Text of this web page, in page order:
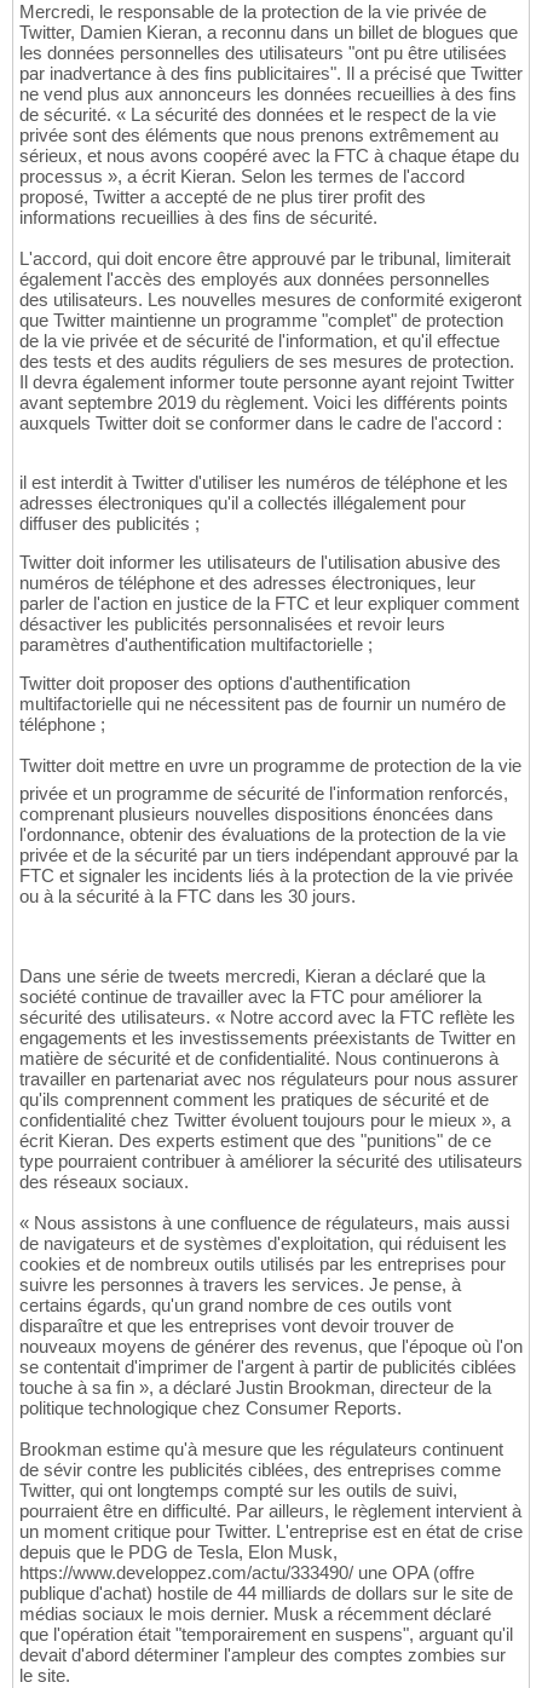
Mercredi, le responsable de la protection de la vie privée de
Twitter, Damien Kieran, a reconnu dans un billet de blogues que
les données personnelles des utilisateurs "ont pu être utilisées
par inadvertance à des fins publicitaires". Il a précisé que Twitter
ne vend plus aux annonceurs les données recueillies à des fins
de sécurité. « La sécurité des données et le respect de la vie
privée sont des éléments que nous prenons extrêmement au
sérieux, et nous avons coopéré avec la FTC à chaque étape du
processus », a écrit Kieran. Selon les termes de l'accord
proposé, Twitter a accepté de ne plus tirer profit des
informations recueillies à des fins de sécurité.
L'accord, qui doit encore être approuvé par le tribunal, limiterait
également l'accès des employés aux données personnelles
des utilisateurs. Les nouvelles mesures de conformité exigeront
que Twitter maintienne un programme "complet" de protection
de la vie privée et de sécurité de l'information, et qu'il effectue
des tests et des audits réguliers de ses mesures de protection.
Il devra également informer toute personne ayant rejoint Twitter
avant septembre 2019 du règlement. Voici les différents points
auxquels Twitter doit se conformer dans le cadre de l'accord :
il est interdit à Twitter d'utiliser les numéros de téléphone et les
adresses électroniques qu'il a collectés illégalement pour
diffuser des publicités ;
Twitter doit informer les utilisateurs de l'utilisation abusive des
numéros de téléphone et des adresses électroniques, leur
parler de l'action en justice de la FTC et leur expliquer comment
désactiver les publicités personnalisées et revoir leurs
paramètres d'authentification multifactorielle ;
Twitter doit proposer des options d'authentification
multifactorielle qui ne nécessitent pas de fournir un numéro de
téléphone ;
Twitter doit mettre en uvre un programme de protection de la vie
privée et un programme de sécurité de l'information renforcés,
comprenant plusieurs nouvelles dispositions énoncées dans
l'ordonnance, obtenir des évaluations de la protection de la vie
privée et de la sécurité par un tiers indépendant approuvé par la
FTC et signaler les incidents liés à la protection de la vie privée
ou à la sécurité à la FTC dans les 30 jours.
Dans une série de tweets mercredi, Kieran a déclaré que la
société continue de travailler avec la FTC pour améliorer la
sécurité des utilisateurs. « Notre accord avec la FTC reflète les
engagements et les investissements préexistants de Twitter en
matière de sécurité et de confidentialité. Nous continuerons à
travailler en partenariat avec nos régulateurs pour nous assurer
qu'ils comprennent comment les pratiques de sécurité et de
confidentialité chez Twitter évoluent toujours pour le mieux », a
écrit Kieran. Des experts estiment que des "punitions" de ce
type pourraient contribuer à améliorer la sécurité des utilisateurs
des réseaux sociaux.
« Nous assistons à une confluence de régulateurs, mais aussi
de navigateurs et de systèmes d'exploitation, qui réduisent les
cookies et de nombreux outils utilisés par les entreprises pour
suivre les personnes à travers les services. Je pense, à
certains égards, qu'un grand nombre de ces outils vont
disparaître et que les entreprises vont devoir trouver de
nouveaux moyens de générer des revenus, que l'époque où l'on
se contentait d'imprimer de l'argent à partir de publicités ciblées
touche à sa fin », a déclaré Justin Brookman, directeur de la
politique technologique chez Consumer Reports.
Brookman estime qu'à mesure que les régulateurs continuent
de sévir contre les publicités ciblées, des entreprises comme
Twitter, qui ont longtemps compté sur les outils de suivi,
pourraient être en difficulté. Par ailleurs, le règlement intervient à
un moment critique pour Twitter. L'entreprise est en état de crise
depuis que le PDG de Tesla, Elon Musk,
https://www.developpez.com/actu/333490/ une OPA (offre
publique d'achat) hostile de 44 milliards de dollars sur le site de
médias sociaux le mois dernier. Musk a récemment déclaré
que l'opération était "temporairement en suspens", arguant qu'il
devait d'abord déterminer l'ampleur des comptes zombies sur
le site.